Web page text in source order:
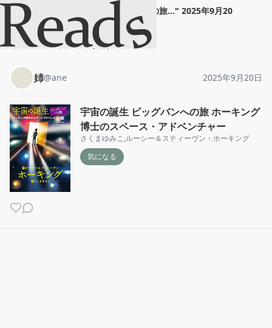
宇宙の誕生 ビッグバンへの旅..." 2025年9月20
日
ホーム
姉 投稿
姉@ane 2025年9月20日
宇宙の誕生 ビッグバンへの旅 ホーキング
博士のスペース・アドベンチャー
さくまゆみこ ,ルーシー＆スティーヴン・ホーキング
気になる